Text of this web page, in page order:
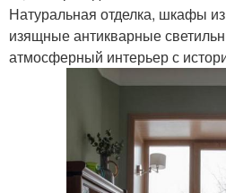
Натуральная отделка, шкафы
изящные антикварные
атмосферный интерьер с